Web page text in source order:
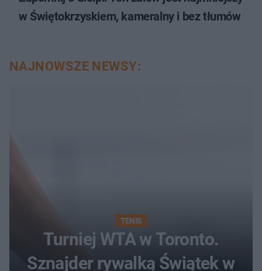
w Świętokrzyskiem, kameralny i bez tłumów
NAJNOWSZE NEWSY:
TENIS
Turniej WTA w Toronto.
Sznajder rywalką Świątek w